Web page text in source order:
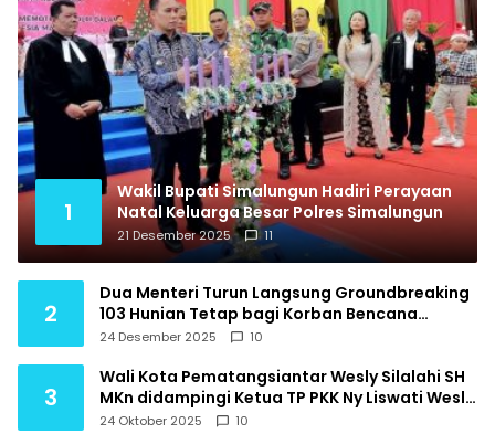
1
Wakil Bupati Simalungun Hadiri Perayaan
Natal Keluarga Besar Polres Simalungun
21 Desember 2025 11
2
Dua Menteri Turun Langsung Groundbreaking
103 Hunian Tetap bagi Korban Bencana
Hidrometeorologi Tapanuli Utara
24 Desember 2025 10
3
Wali Kota Pematangsiantar Wesly Silalahi SH
MKn didampingi Ketua TP PKK Ny Liswati Wesly
Silalahi menghadiri Pembukaan Indonesia
24 Oktober 2025 10